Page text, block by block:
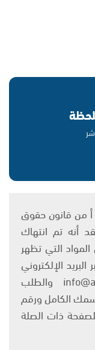
يتم الاستخدام المواد وفقًا للمادة 27 أ من قانون حقوق
كنت تعتقد أنه تم انتهاك
التي تظهر
الإلكتروني
على العنوان التالي: info@ashams.com والطلب
الكامل ورقم
ذات الصلة